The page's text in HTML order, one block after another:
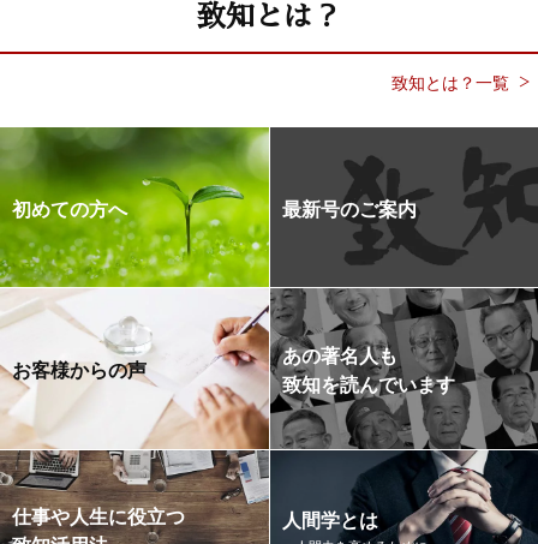
致知とは？
致知とは？一覧
初めての方へ 最新号のご案内
お客様からの声
あの著名人も
致知を読んでいます
仕事や人生に役立つ
人間学とは